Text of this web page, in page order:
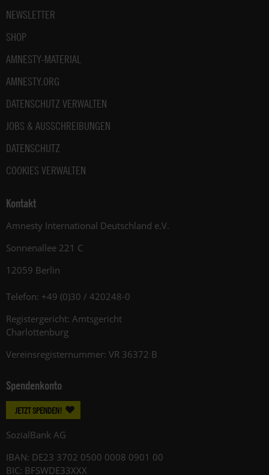
NEWSLETTER
SHOP
AMNESTY-MATERIAL
AMNESTY.ORG
DATENSCHUTZ VERWALTEN
JOBS & AUSSCHREIBUNGEN
DATENSCHUTZ
COOKIES VERWALTEN
Kontakt
Amnesty International Deutschland e.V.
Sonnenallee 221 C
12059 Berlin
Telefon: +49 (0)30 / 420248-0
Registergericht: Amtsgericht
Charlottenburg
Vereinsregisternummer: VR 36372 B
Spendenkonto
JETZT SPENDEN!
SozialBank AG
IBAN: DE23 3702 0500 0008 0901 00
BIC: BFSWDE33XXX